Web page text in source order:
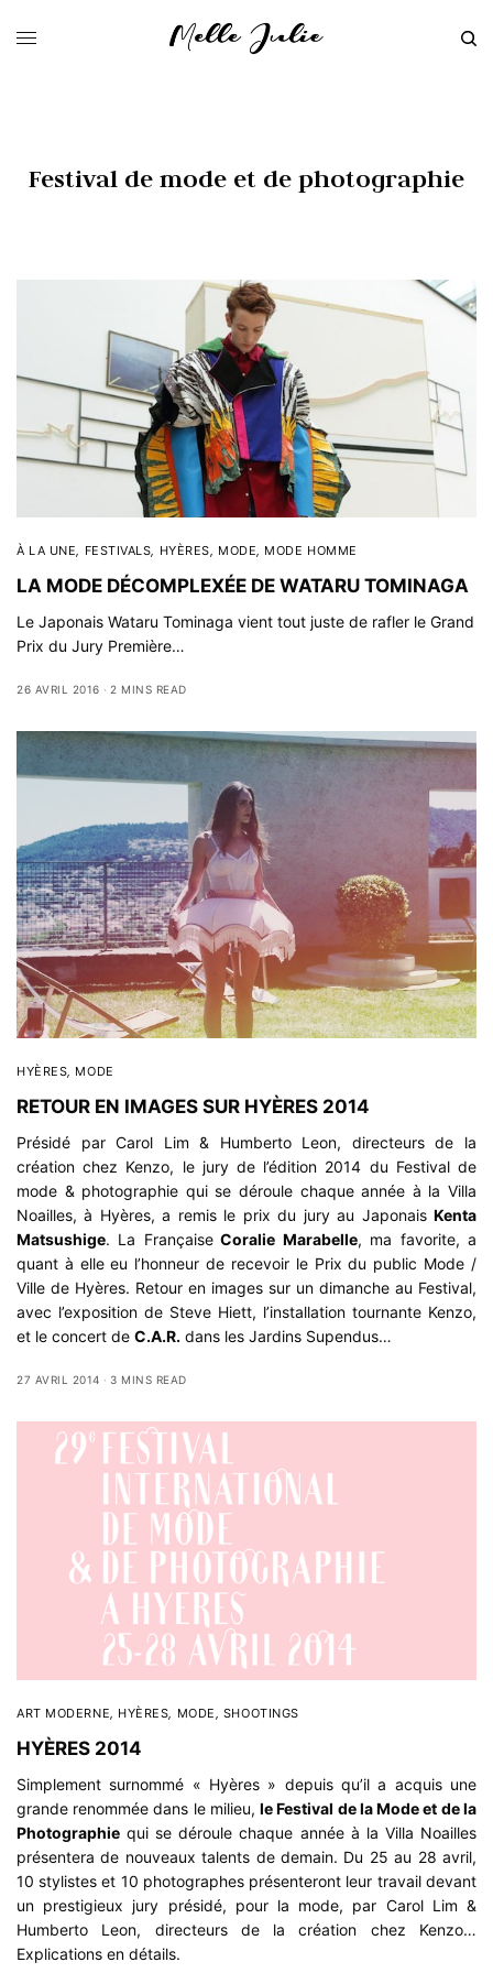
Festival de mode et de photographie
À LA UNE, FESTIVALS, HYÈRES, MODE, MODE HOMME
LA MODE DÉCOMPLEXÉE DE WATARU TOMINAGA
Le Japonais Wataru Tominaga vient tout juste de rafler le Grand
Prix du Jury Première…
26 AVRIL 2016 2 MINS READ
HYÈRES, MODE
RETOUR EN IMAGES SUR HYÈRES 2014
Présidé par Carol Lim & Humberto Leon, directeurs de la
création chez Kenzo, le jury de l’édition 2014 du Festival de
mode & photographie qui se déroule chaque année à la Villa
Noailles, à Hyères, a remis le prix du jury au Japonais Kenta
Matsushige. La FrançaiseCoralie Marabelle, ma favorite, a
quant à elle eu l’honneur de recevoir le Prix du public Mode /
Ville de Hyères. Retour en images sur un dimanche au Festival,
avec l’exposition de Steve Hiett, l’installation tournante Kenzo,
et le concert deC.A.R. dans les Jardins Supendus…
27 AVRIL 2014 3 MINS READ
ART MODERNE, HYÈRES, MODE, SHOOTINGS
HYÈRES 2014
Simplement surnommé « Hyères » depuis qu’il a acquis une
grande renommée dans le milieu,le Festival de la Mode et de la
Photographie qui se déroule chaque année à la Villa Noailles
présentera de nouveaux talents de demain. Du 25 au 28 avril,
10 stylistes et 10 photographes présenteront leur travail devant
un prestigieux jury présidé, pour la mode, par Carol Lim &
Humberto Leon, directeurs de la création chez Kenzo…
Explications en détails.